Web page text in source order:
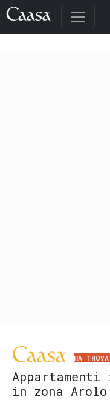
HA
in zona Arolo